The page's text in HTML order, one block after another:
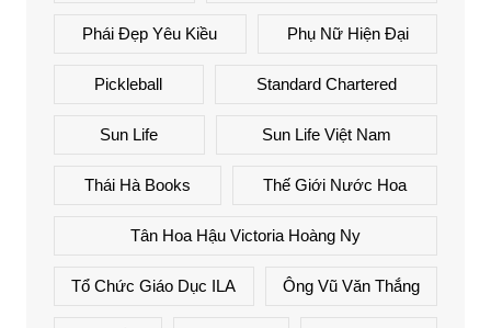
Phái Đẹp Yêu Kiều Phụ Nữ Hiện Đại
Pickleball Standard Chartered
Sun Life Sun Life Việt Nam
Thái Hà Books Thế Giới Nước Hoa
Tân Hoa Hậu Victoria Hoàng Ny
Tổ Chức Giáo Dục ILA Ông Vũ Văn Thắng